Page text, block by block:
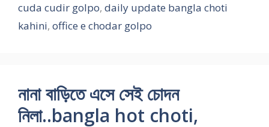
cuda cudir golpo, daily update bangla choti
kahini, office e chodar golpo
নানা বাড়িতে এসে সেই চোদন
নিলা..bangla hot choti,